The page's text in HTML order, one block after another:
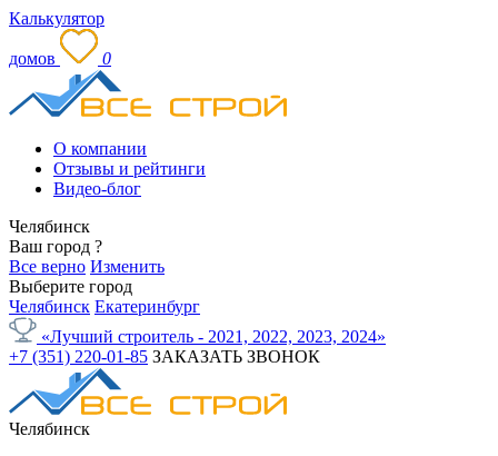
Калькулятор
домов 0
О компании
Отзывы и рейтинги
Видео-блог
Челябинск
Ваш город ?
Все верно Изменить
Выберите город
Челябинск Екатеринбург
«Лучший строитель - 2021, 2022, 2023, 2024»
+7 (351) 220-01-85 ЗАКАЗАТЬ ЗВОНОК
Челябинск